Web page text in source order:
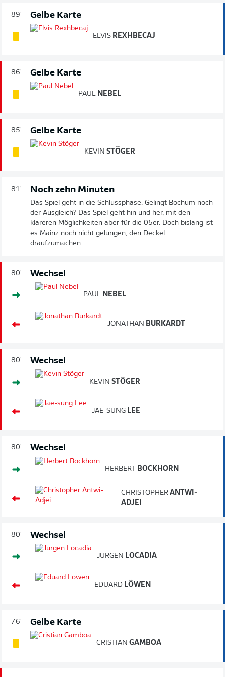
89' Gelbe Karte
ELVIS REXHBECAJ
86' Gelbe Karte
PAUL NEBEL
85' Gelbe Karte
KEVIN STÖGER
81' Noch zehn Minuten
Das Spiel geht in die Schlussphase. Gelingt Bochum noch
der Ausgleich? Das Spiel geht hin und her, mit den
klareren Möglichkeiten aber für die 05er. Doch bislang ist
es Mainz noch nicht gelungen, den Deckel
draufzumachen.
80' Wechsel
PAUL NEBEL
JONATHAN BURKARDT
80' Wechsel
KEVIN STÖGER
JAE-SUNG LEE
80' Wechsel
HERBERT BOCKHORN
CHRISTOPHER ANTWI-
ADJEI
80' Wechsel
JÜRGEN LOCADIA
EDUARD LÖWEN
76' Gelbe Karte
CRISTIAN GAMBOA